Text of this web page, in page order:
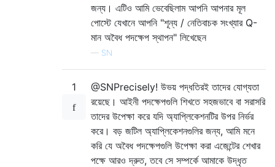
জন্য। এটিও আমি ভেবেছিলাম আপনি আপনার মূল
পোস্টে যেখানে আপনি "শূন্য / নেতিবাচক সংখ্যার Q-
মান অবৈধ পদক্ষেপ স্থাপন" লিখেছেন
— SN
1
@SNPrecisely! উভয় পদ্ধতিরই তাদের যোগ্যতা
রয়েছে। আইনী পদক্ষেপগুলি শিখতে সহজভাবে বা সরাসরি
তাদের উপেক্ষা করে যদি অ্যাপ্লিকেশনটির উপর নির্ভর
করে। বড় জটিল অ্যাপ্লিকেশনগুলির জন্য, আমি মনে
করি যে অবৈধ পদক্ষেপগুলি উপেক্ষা করা এজেন্টের শেখার
পক্ষে আরও দ্রুত, তবে সে সম্পর্কে আমাকে উদ্ধৃত